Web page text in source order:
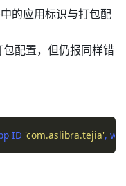
的应用标识与打包配
配置，但仍报同样错
ID 'com.aslibra.tejia',